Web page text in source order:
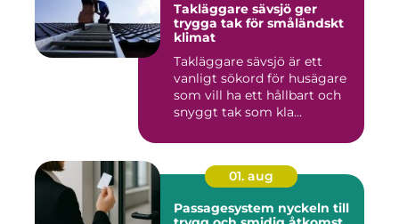
Takläggare sävsjö ger
trygga tak för småländskt
klimat
Takläggare sävsjö är ett
vanligt sökord för husägare
som vill ha ett hållbart och
snyggt tak som kla...
01. aug
Passagesystem nyckeln till